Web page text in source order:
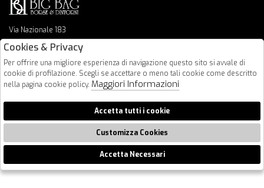
Via Nazionale 183
64026 Roseto Degli Abruzzi
info@bigbagshoponline.it
follow us
2026 BigBag - P.iva : 00916940679 Powered by
🍪
Cookies & Privacy
Per offrire una migliore esperienza di navigazione questo sito si avvale di
cookie di profilazione. Scegli se accettare o meno tali cookie come descritto
nella pagina cookie policy. Maggiori Informazioni
Accetta tutti i cookie
Customizza Cookies
Accetta Necessari